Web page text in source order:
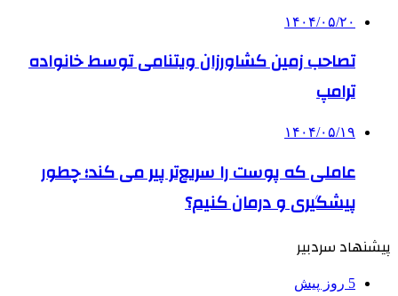
۱۴۰۴/۰۵/۲۰
تصاحب زمین کشاورزان ویتنامی توسط خانواده
ترامپ
۱۴۰۴/۰۵/۱۹
عاملی که پوست را سریع‌تر پیر می کند؛ چطور
پیشگیری و درمان کنیم؟
پیشنهاد سردبیر
5 روز پیش